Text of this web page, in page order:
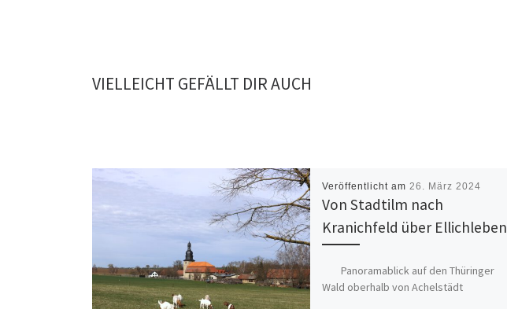
VIELLEICHT GEFÄLLT DIR AUCH
Veröffentlicht am 26. März 2024
Von Stadtilm nach
Kranichfeld über Ellichleben
Panoramablick auf den Thüringer
Wald oberhalb von Achelstädt